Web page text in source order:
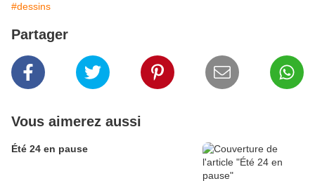
#dessins
Partager
Vous aimerez aussi
Été 24 en pause